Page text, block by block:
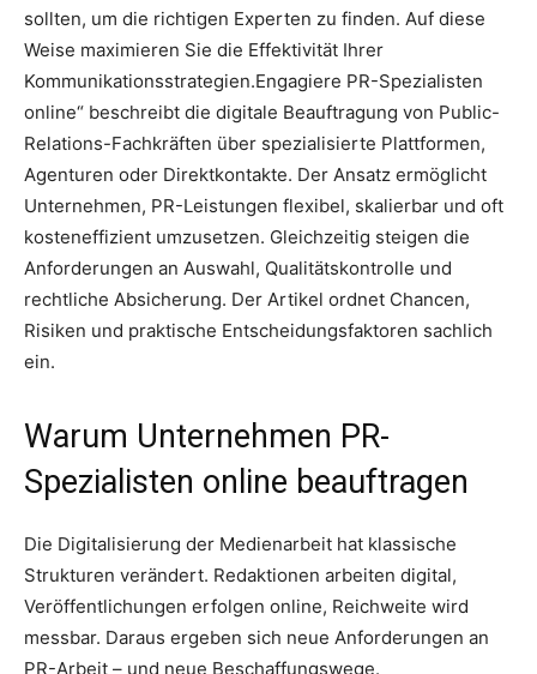
sollten, um die richtigen Experten zu finden. Auf diese
Weise maximieren Sie die Effektivität Ihrer
Kommunikationsstrategien.Engagiere PR-Spezialisten
online“ beschreibt die digitale Beauftragung von Public-
Relations-Fachkräften über spezialisierte Plattformen,
Agenturen oder Direktkontakte. Der Ansatz ermöglicht
Unternehmen, PR-Leistungen flexibel, skalierbar und oft
kosteneffizient umzusetzen. Gleichzeitig steigen die
Anforderungen an Auswahl, Qualitätskontrolle und
rechtliche Absicherung. Der Artikel ordnet Chancen,
Risiken und praktische Entscheidungsfaktoren sachlich
ein.
Warum Unternehmen PR-
Spezialisten online beauftragen
Die Digitalisierung der Medienarbeit hat klassische
Strukturen verändert. Redaktionen arbeiten digital,
Veröffentlichungen erfolgen online, Reichweite wird
messbar. Daraus ergeben sich neue Anforderungen an
PR-Arbeit – und neue Beschaffungswege.